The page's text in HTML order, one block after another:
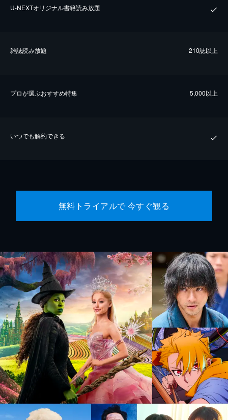
U-NEXTオリジナル書籍読み放題
雑誌読み放題 210誌以上
プロが選ぶおすすめ特集 5,000以上
いつでも解約できる
無料トライアルで 今すぐ観る